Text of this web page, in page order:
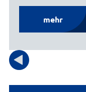
Ullrich Mansfeld
Pressesprecher
04131 26-1280
Gebäude 1, Eingang
mehr